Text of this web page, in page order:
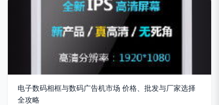
电子数码相框与数码广告机市场 价格、批发与厂家选择
全攻略